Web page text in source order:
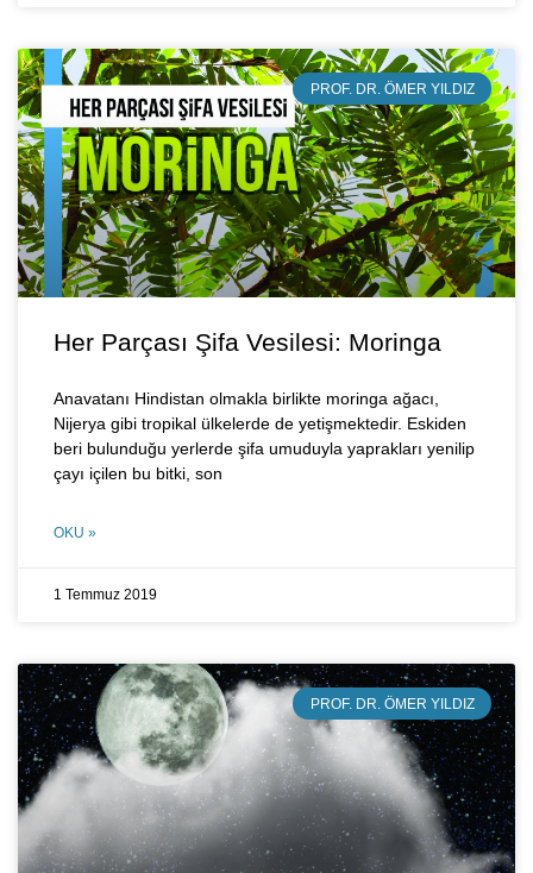
PROF. DR. ÖMER YILDIZ
Her Parçası Şifa Vesilesi: Moringa
Anavatanı Hindistan olmakla birlikte moringa ağacı,
Nijerya gibi tropikal ülkelerde de yetişmektedir. Eskiden
beri bulunduğu yerlerde şifa umuduyla yaprakları yenilip
çayı içilen bu bitki, son
OKU »
1 Temmuz 2019
PROF. DR. ÖMER YILDIZ